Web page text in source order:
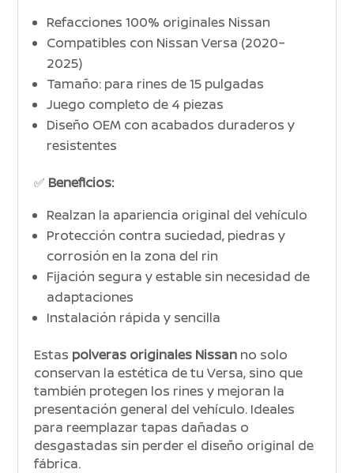
Refacciones 100% originales Nissan
Compatibles con Nissan Versa (2020–
2025)
Tamaño: para rines de 15 pulgadas
Juego completo de 4 piezas
Diseño OEM con acabados duraderos y
resistentes
✅ Beneficios:
Realzan la apariencia original del vehículo
Protección contra suciedad, piedras y
corrosión en la zona del rin
Fijación segura y estable sin necesidad de
adaptaciones
Instalación rápida y sencilla
Estas polveras originales Nissan no solo
conservan la estética de tu Versa, sino que
también protegen los rines y mejoran la
presentación general del vehículo. Ideales
para reemplazar tapas dañadas o
desgastadas sin perder el diseño original de
fábrica.